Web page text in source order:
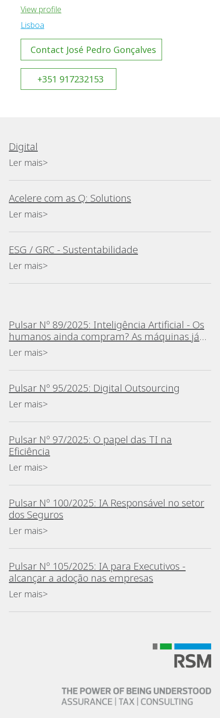
View profile
Lisboa
Contact José Pedro Gonçalves
+351 917232153
Digital
Ler mais>
Acelere com as Q: Solutions
Ler mais>
ESG / GRC - Sustentabilidade
Ler mais>
Pulsar Nº 89/2025: Inteligência Artificial - Os
humanos ainda compram? As máquinas já
estão a tomar decisões?
Ler mais>
Pulsar Nº 95/2025: Digital Outsourcing
Ler mais>
Pulsar Nº 97/2025: O papel das TI na
Eficiência
Ler mais>
Pulsar Nº 100/2025: IA Responsável no setor
dos Seguros
Ler mais>
Pulsar Nº 105/2025: IA para Executivos -
alcançar a adoção nas empresas
Ler mais>